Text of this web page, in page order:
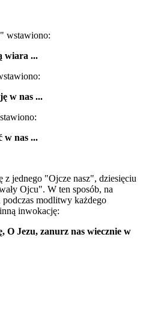
wstawiono:
wiara ...
w nas ...
w nas ...
z jednego "Ojcze nasz", dziesięciu
Ojcu". W ten sposób, na
modlitwy każdego
inwokację:
O Jezu, zanurz nas wiecznie w